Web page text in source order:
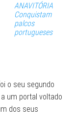
ANAVITÓRIA
Conquistam
palcos
portugueses
o seu segundo
um portal voltado
dos seus